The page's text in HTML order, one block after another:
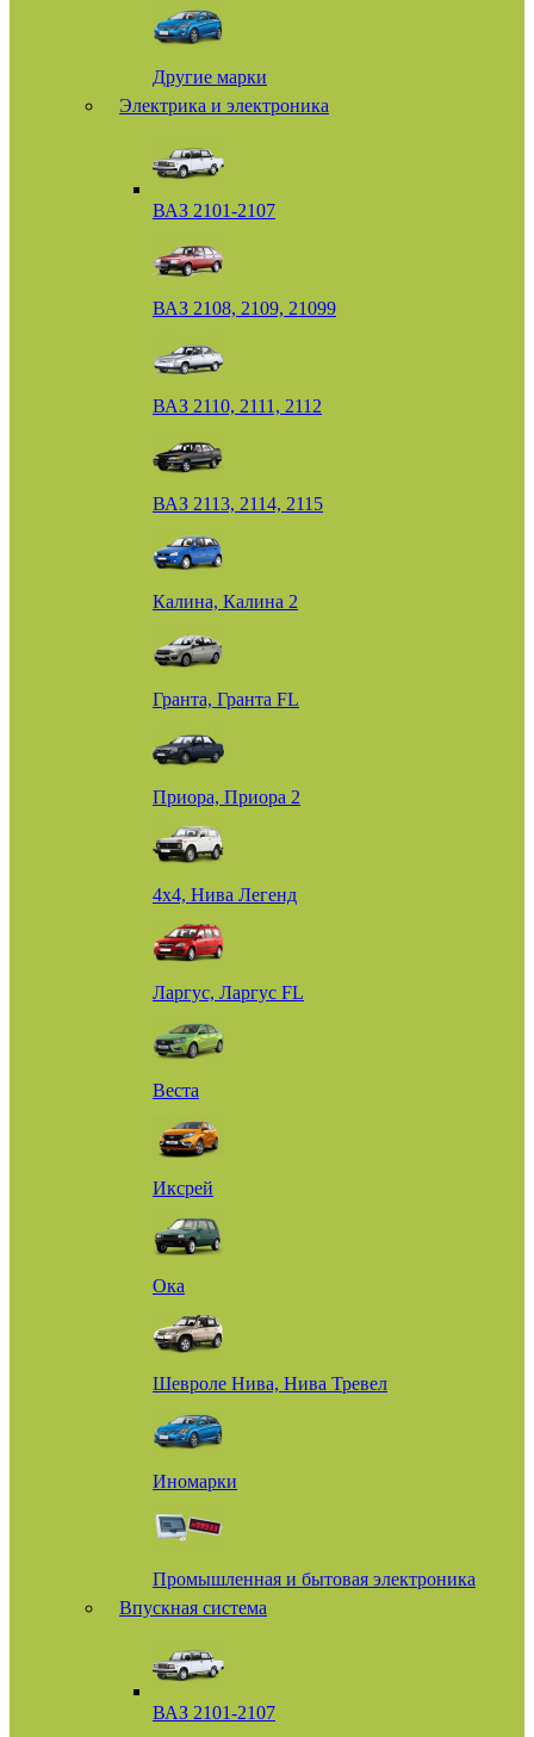
Другие марки
Электрика и электроника
ВАЗ 2101-2107
ВАЗ 2108, 2109, 21099
ВАЗ 2110, 2111, 2112
ВАЗ 2113, 2114, 2115
Калина, Калина 2
Гранта, Гранта FL
Приора, Приора 2
4х4, Нива Легенд
Ларгус, Ларгус FL
Веста
Иксрей
Ока
Шевроле Нива, Нива Тревел
Иномарки
Промышленная и бытовая электроника
Впускная система
ВАЗ 2101-2107